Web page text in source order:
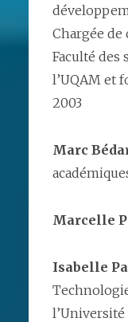
Chargée
Faculté des
l’UQAM et
2003
Marc
Marcelle
Isabelle
l’Université